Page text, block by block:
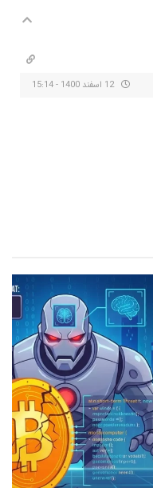
12 اسفند 1400 - 15:14